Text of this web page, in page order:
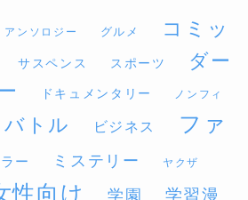
アンソロジー グルメ
コミッ
サスペンス スポーツ
ダー
ドキュメンタリー ノンフィ
バトル ビジネス
ファ
ー ミステリー ヤクザ
性向け 学園
学習漫